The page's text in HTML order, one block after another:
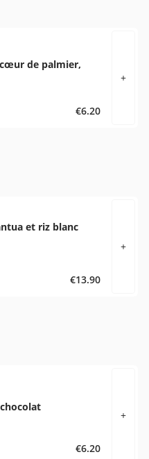
de palmier,
€6.20
+
et riz blanc
€13.90
+
€6.20
+